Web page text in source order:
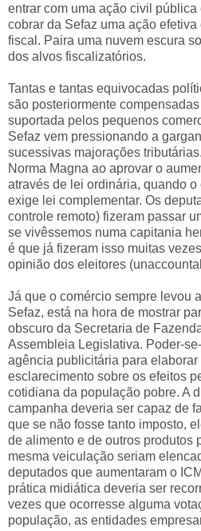
entrar com uma ação civil pública
cobrar da Sefaz uma ação
fiscal. Paira uma nuvem escura
dos alvos fiscalizatórios.
Tantas e tantas equivocadas
são posteriormente
suportada pelos pequenos
Sefaz vem pressionando a
sucessivas majorações
Norma Magna ao aprovar o
através de lei ordinária, quando
exige lei complementar. Os
controle remoto) fizeram passar
se vivêssemos numa capitania
é que já fizeram isso muitas
opinião dos eleitores
Já que o comércio sempre levou
Sefaz, está na hora de mostrar
obscuro da Secretaria de
Assembleia Legislativa. Poder-
agência publicitária para
esclarecimento sobre os efeitos
cotidiana da população pobre. A
campanha deveria ser capaz de
que se não fosse tanto imposto,
de alimento e de outros produtos
mesma veiculação seriam
deputados que aumentaram o
prática midiática deveria ser
vezes que ocorresse alguma
população, as entidades